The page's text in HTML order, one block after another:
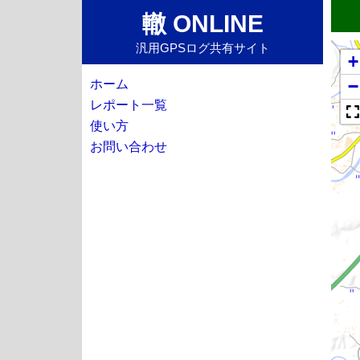
+
−
轍 ONLINE
汎用GPSログ共有サイト
ホーム
レポート一覧
使い方
お問い合わせ